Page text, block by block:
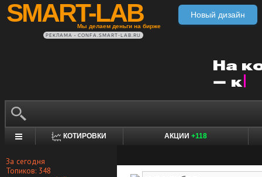
SMART-LAB
Мы делаем деньги на бирже
Новый дизайн
РЕКЛАМА • CONFA.SMART-LAB.RU
КОТИРОВКИ АКЦИИ +118
За сегодня
Топиков: 348